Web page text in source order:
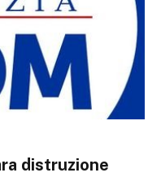
distruzione